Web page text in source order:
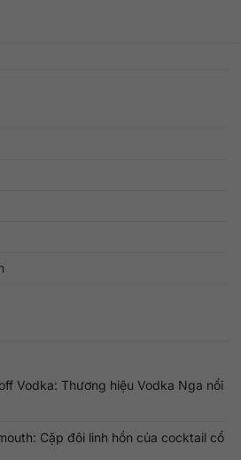
Vodka: Thương hiệu Vodka Nga nổi
Cặp đôi linh hồn của cocktail cổ